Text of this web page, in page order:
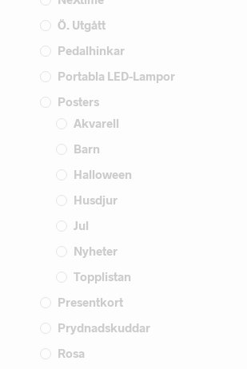
Ö. Utgått
Pedalhinkar
Portabla LED-Lampor
Posters
Akvarell
Barn
Halloween
Husdjur
Jul
Nyheter
Topplistan
Presentkort
Prydnadskuddar
Rosa